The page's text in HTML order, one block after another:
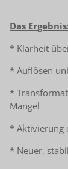
Das
* Klarheit
* Auflösen
*
Mangel
* Aktivierung
* Neuer,